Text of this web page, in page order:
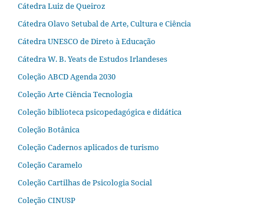
Cátedra Luiz de Queiroz
Cátedra Olavo Setubal de Arte, Cultura e Ciência
Cátedra UNESCO de Direto à Educação
Cátedra W. B. Yeats de Estudos Irlandeses
Coleção ABCD Agenda 2030
Coleção Arte Ciência Tecnologia
Coleção biblioteca psicopedagógica e didática
Coleção Botânica
Coleção Cadernos aplicados de turismo
Coleção Caramelo
Coleção Cartilhas de Psicologia Social
Coleção CINUSP